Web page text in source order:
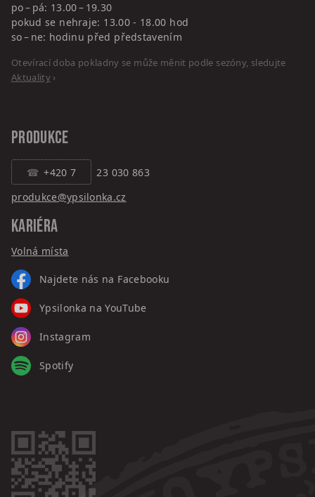
po – pá: 13.00 – 19.30
pokud se nehraje: 13.00 - 18.00 hod
so – ne: hodinu před představením
Otevírací doba pokladny se může měnit podle sezóny, sledujte
Aktuality›
PRODUKCE
+420 7
23 030 863
produkce@ypsilonka.cz
KARIÉRA
Volná místa
Najdete nás na Facebooku
Ypsilonka na YouTube
Instagram
Spotify